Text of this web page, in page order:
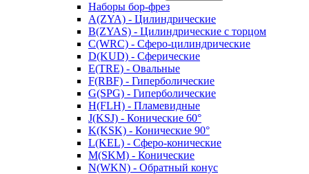
Наборы бор-фрез
A(ZYA) - Цилиндрические
B(ZYAS) - Цилиндрические с торцом
C(WRC) - Сферо-цилиндрические
D(KUD) - Сферические
E(TRE) - Овальные
F(RBF) - Гиперболические
G(SPG) - Гиперболические
H(FLH) - Пламевидные
J(KSJ) - Конические 60°
K(KSK) - Конические 90°
L(KEL) - Сферо-конические
M(SKM) - Конические
N(WKN) - Обратный конус